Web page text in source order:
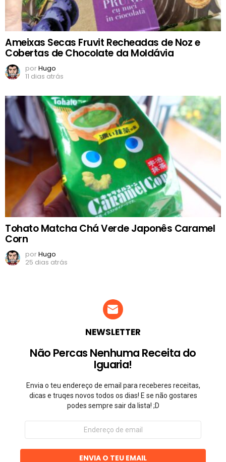
Ameixas Secas Fruvit Recheadas de Noz e
Cobertas de Chocolate da Moldávia
porHugo
11 dias atrás
Tohato Matcha Chá Verde Japonês Caramel
Corn
porHugo
25 dias atrás
NEWSLETTER
Não Percas Nenhuma Receita do
Iguaria!
Envia o teu endereço de email para receberes receitas,
dicas e truqes novos todos os dias! E se não gostares
podes sempre sair da lista! ;D
Endereço
email
ENVIA O TEU EMAIL